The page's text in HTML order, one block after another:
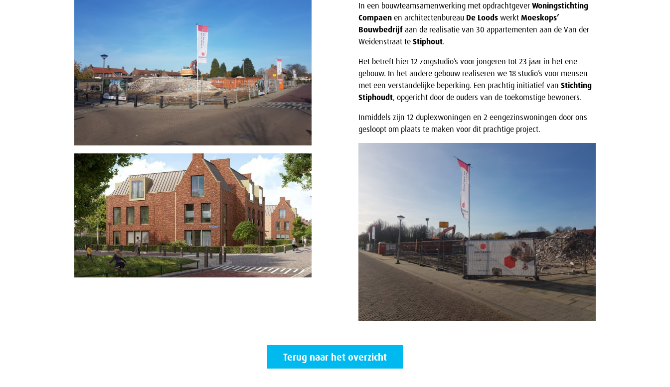
In een bouwteamsamenwerking met opdrachtgever Woningstichting
Compaen en architectenbureau De Loods werkt Moeskops’
Bouwbedrijf aan de realisatie van 30 appartementen aan de Van der
Weidenstraat te Stiphout.
Het betreft hier 12 zorgstudio’s voor jongeren tot 23 jaar in het ene
gebouw. In het andere gebouw realiseren we 18 studio’s voor mensen
met een verstandelijke beperking. Een prachtig initiatief van Stichting
Stiphoudt, opgericht door de ouders van de toekomstige bewoners.
Inmiddels zijn 12 duplexwoningen en 2 eengezinswoningen door ons
gesloopt om plaats te maken voor dit prachtige project.
Terug naar het overzicht